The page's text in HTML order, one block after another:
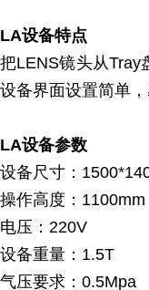
LA设备特点
把LENS镜头从Tray
设备界面设置简单
LA设备参数
设备尺寸：
操作高度：1100mm
电压：220V
设备重量：1.5T
气压要求：0.5Mpa